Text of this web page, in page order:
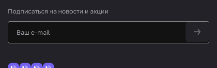
Подписаться на новости и акции